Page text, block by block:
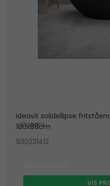
Ideavit solidellipse
180x88cm
Cosani
930231412
VIS